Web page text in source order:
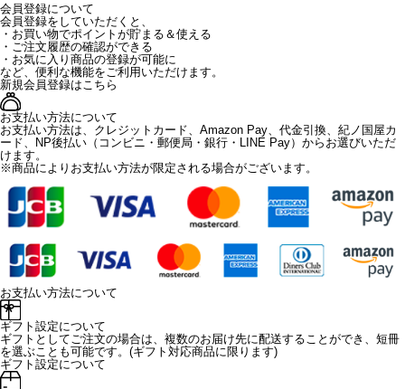
会員登録について
会員登録をしていただくと、
・お買い物でポイントが貯まる＆使える
・ご注文履歴の確認ができる
・お気に入り商品の登録が可能に
など、便利な機能をご利用いただけます。
新規会員登録はこちら
お支払い方法について
お支払い方法は、クレジットカード、Amazon Pay、代金引換、紀ノ国屋カ
ード、NP後払い（コンビニ・郵便局・銀行・LINE Pay）からお選びいただ
けます。
※商品によりお支払い方法が限定される場合がございます。
お支払い方法について
ギフト設定について
ギフトとしてご注文の場合は、複数のお届け先に配送することができ、短冊
を選ぶことも可能です。(ギフト対応商品に限ります)
ギフト設定について